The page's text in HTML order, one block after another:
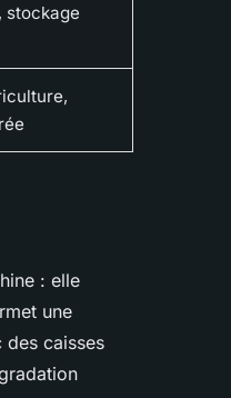
stockage
: elle
une
des caisses